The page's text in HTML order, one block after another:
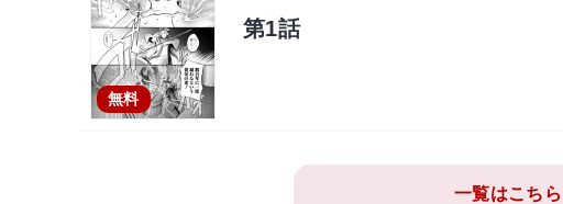
無料
第1話
一覧はこちら